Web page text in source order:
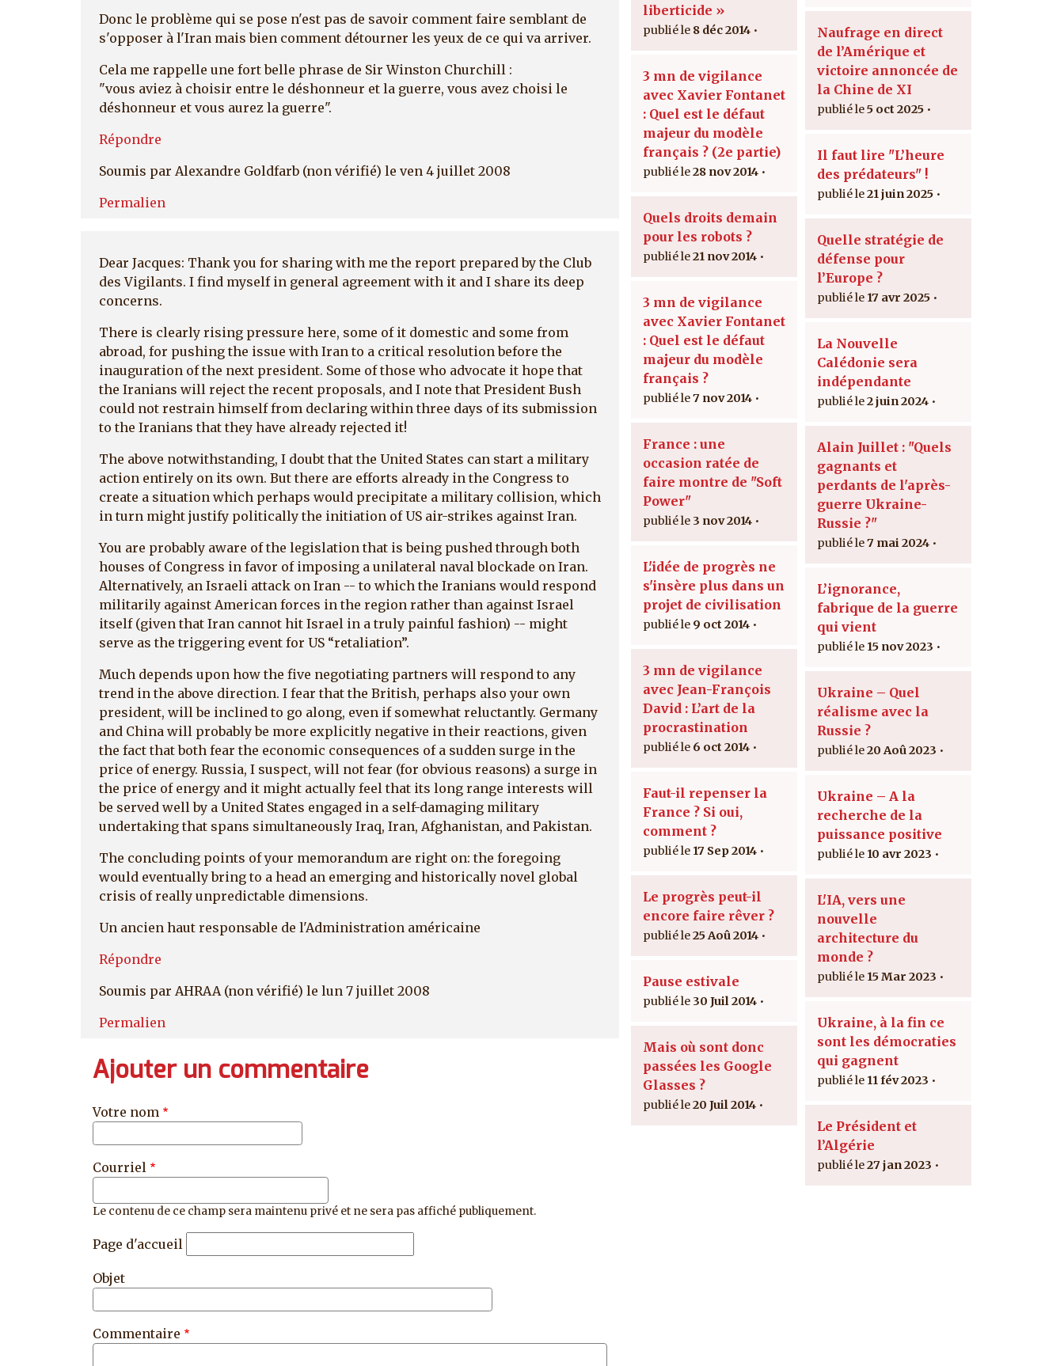
Donc le problème qui se pose n'est pas de savoir comment faire semblant de
s'opposer à l'Iran mais bien comment détourner les yeux de ce qui va arriver.
Cela me rappelle une fort belle phrase de Sir Winston Churchill :
"vous aviez à choisir entre le déshonneur et la guerre, vous avez choisi le
déshonneur et vous aurez la guerre".
Répondre
Soumis par Alexandre Goldfarb (non vérifié) le ven 4 juillet 2008
Permalien
Dear Jacques: Thank you for sharing with me the report prepared by the Club
des Vigilants. I find myself in general agreement with it and I share its deep
concerns.
There is clearly rising pressure here, some of it domestic and some from
abroad, for pushing the issue with Iran to a critical resolution before the
inauguration of the next president. Some of those who advocate it hope that
the Iranians will reject the recent proposals, and I note that President Bush
could not restrain himself from declaring within three days of its submission
to the Iranians that they have already rejected it!
The above notwithstanding, I doubt that the United States can start a military
action entirely on its own. But there are efforts already in the Congress to
create a situation which perhaps would precipitate a military collision, which
in turn might justify politically the initiation of US air-strikes against Iran.
You are probably aware of the legislation that is being pushed through both
houses of Congress in favor of imposing a unilateral naval blockade on Iran.
Alternatively, an Israeli attack on Iran -- to which the Iranians would respond
militarily against American forces in the region rather than against Israel
itself (given that Iran cannot hit Israel in a truly painful fashion) -- might
serve as the triggering event for US “retaliation”.
Much depends upon how the five negotiating partners will respond to any
trend in the above direction. I fear that the British, perhaps also your own
president, will be inclined to go along, even if somewhat reluctantly. Germany
and China will probably be more explicitly negative in their reactions, given
the fact that both fear the economic consequences of a sudden surge in the
price of energy. Russia, I suspect, will not fear (for obvious reasons) a surge in
the price of energy and it might actually feel that its long range interests will
be served well by a United States engaged in a self-damaging military
undertaking that spans simultaneously Iraq, Iran, Afghanistan, and Pakistan.
The concluding points of your memorandum are right on: the foregoing
would eventually bring to a head an emerging and historically novel global
crisis of really unpredictable dimensions.
Un ancien haut responsable de l'Administration américaine
Répondre
Soumis par AHRAA (non vérifié) le lun 7 juillet 2008
Permalien
Ajouter un commentaire
Votre nom
Courriel
Le contenu de ce champ sera maintenu privé et ne sera pas affiché publiquement.
Page d'accueil
Objet
Commentaire
liberticide »
8 déc 2014
3 mn de vigilance
avec Xavier Fontanet
: Quel est le défaut
majeur du modèle
français ? (2e partie)
28 nov 2014
Quels droits demain
pour les robots ?
21 nov 2014
3 mn de vigilance
avec Xavier Fontanet
: Quel est le défaut
majeur du modèle
français ?
7 nov 2014
France : une
occasion ratée de
faire montre de "Soft
Power"
3 nov 2014
L'idée de progrès ne
s'insère plus dans un
projet de civilisation
9 oct 2014
3 mn de vigilance
avec Jean-François
David : L’art de la
procrastination
6 oct 2014
Faut-il repenser la
France ? Si oui,
comment ?
17 Sep 2014
Le progrès peut-il
encore faire rêver ?
25 Aoû 2014
Pause estivale
30 Juil 2014
Mais où sont donc
passées les Google
Glasses ?
20 Juil 2014
Naufrage en direct
de l’Amérique et
victoire annoncée de
la Chine de XI
5 oct 2025
Il faut lire "L’heure
des prédateurs" !
21 juin 2025
Quelle stratégie de
défense pour
l’Europe ?
17 avr 2025
La Nouvelle
Calédonie sera
indépendante
2 juin 2024
Alain Juillet : "Quels
gagnants et
perdants de l'après-
guerre Ukraine-
Russie ?"
7 mai 2024
L’ignorance,
fabrique de la guerre
qui vient
15 nov 2023
Ukraine – Quel
réalisme avec la
Russie ?
20 Aoû 2023
Ukraine – A la
recherche de la
puissance positive
10 avr 2023
L'IA, vers une
nouvelle
architecture du
monde ?
15 Mar 2023
Ukraine, à la fin ce
sont les démocraties
qui gagnent
11 fév 2023
Le Président et
l’Algérie
27 jan 2023